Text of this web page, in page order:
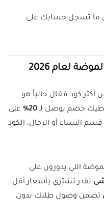
ما تسجل حسابك على
لعام 2026
أكثر كود فعّال حالياً هو
خصم يوصل لـ20%
على
النساء أو الرجال، الكود
اللي يدورون على
تقدر تشتري بأسعار أقل،
تضمن وصول طلبك بدون